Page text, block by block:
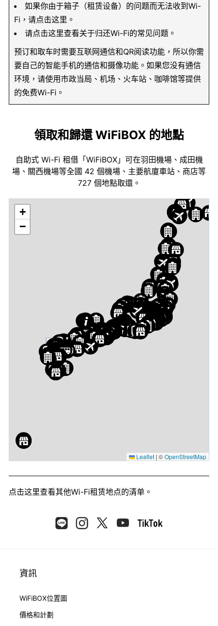
如果你由于箱子（租赁设备）的问题而无法收到Wi-
Fi，请点击这里。
请点击这里查看关于归还Wi-Fi的常见问题。
预订和取车时需要互联网通信和QR阅读功能，所以你需
要自己的智能手机的通信和摄像功能。如果您没有通信
环境，请使用市政当局、机场、火车站、咖啡馆等提供
的免费Wi-Fi。
領取和歸還 WiFiBOX 的地點
自助式 Wi-Fi 租借「WiFiBOX」可在羽田機場、成田機
場、關西機場等全國 42 個機場、主要航廈車站、商店等
727 個地點取還。
+
−
Leaflet | ©OpenStreetMap
点击这里查看其他Wi-Fi租赁地点的清单。
資訊
WiFiBOX位置圖
價格和計劃